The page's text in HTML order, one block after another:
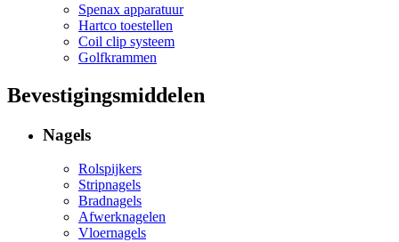
Spenax apparatuur
Hartco toestellen
Coil clip systeem
Golfkrammen
Bevestigingsmiddelen
Nagels
Rolspijkers
Stripnagels
Bradnagels
Afwerknagelen
Vloernagels